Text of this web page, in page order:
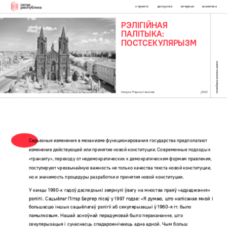
аналитика
дискуссии
о проекте интервью
РЭЛІГІЙНАЯ
ПАЛІТЫКА:
ПОСТСЕКУЛЯРЫЗМ
аналитические материалы
/2022
Авторка: Марына Сакалова
Серьезные изменения в механизме функционирования государства предполагают
изменение действующей или принятие новой конституции. Современные подходы к
«транзиту», переходу от недемократических к демократическим формам правления,
постулируют чрезвычайную важность не только качества текста новой конституции,
но и значимость процедуры разработки и принятия новой конституции.
У канцы 1990-х гадоў даследчыкі звярнулі ўвагу на мноства праяў «адраджэння»
рэлігіі. Сацыёлаг Пітэр Бергер пісаў у 1997 годзе: «Я думаю, што напісанае мной і
большасцю іншых сацыёлагаў рэлігіі аб секулярызацыі ў 1960-я гг. было
памылковым. Нашай асноўнай перадумовай было перакананне, што
секулярызацыя і сучаснасць спадарожнічаюць адна адной. Чым больш